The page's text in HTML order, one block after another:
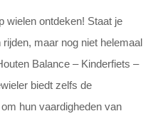
wielen ontdeken! Staat je
maar nog niet helemaal
Balance – Kinderfiets –
biedt zelfs de
hun vaardigheden van